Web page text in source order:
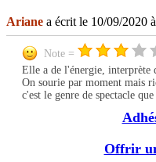
Ariane a écrit le 10/09/2020
Note =
Elle a de l'énergie, interprète
On sourie par moment mais
c'est le genre de spectacle
Offrir